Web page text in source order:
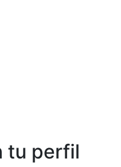
tu perfil